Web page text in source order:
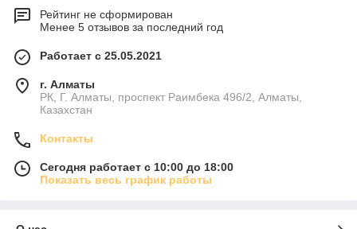
Рейтинг не сформирован
Менее 5 отзывов за последний год
Работает с 25.05.2021
г. Алматы
РК, Г. Алматы, проспект Раимбека 496/2, Алматы,
Казахстан
Контакты
Сегодня работает с 10:00 до 18:00
Показать весь график работы